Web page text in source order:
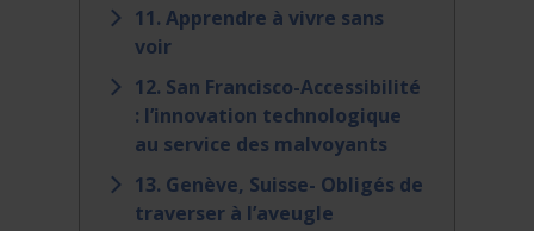
11. Apprendre à vivre sans
voir
12. San Francisco-Accessibilité
: l’innovation technologique
au service des malvoyants
13. Genève, Suisse- Obligés de
traverser à l’aveugle